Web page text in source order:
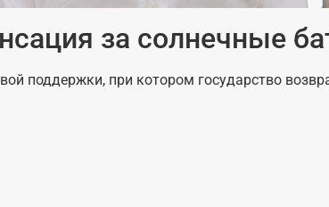
за солнечные
поддержки, при котором государство